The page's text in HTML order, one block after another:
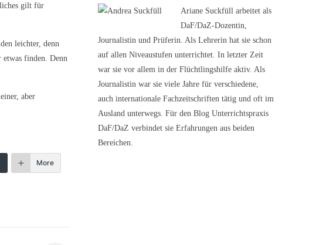
gilt für
leichter, denn
etwas finden. Denn
aber
More
Ariane Suckfüll arbeitet als
DaF/DaZ-Dozentin,
Journalistin und Prüferin. Als Lehrerin hat sie schon
auf allen Niveaustufen unterrichtet. In letzter Zeit
war sie vor allem in der Flüchtlingshilfe aktiv. Als
Journalistin war sie viele Jahre für verschiedene,
auch internationale Fachzeitschriften tätig und oft im
Ausland unterwegs. Für den Blog Unterrichtspraxis
DaF/DaZ verbindet sie Erfahrungen aus beiden
Bereichen.